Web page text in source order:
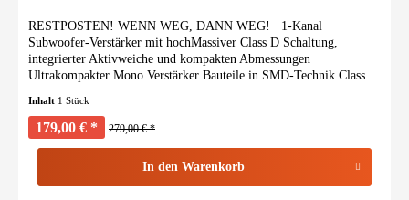
RESTPOSTEN! WENN WEG, DANN WEG! 1-Kanal
Subwoofer-Verstärker mit hochMassiver Class D Schaltung,
integrierter Aktivweiche und kompakten Abmessungen
Ultrakompakter Mono Verstärker Bauteile in SMD-Technik Class...
Inhalt 1 Stück
179,00 € * 279,00 € *
In den Warenkorb